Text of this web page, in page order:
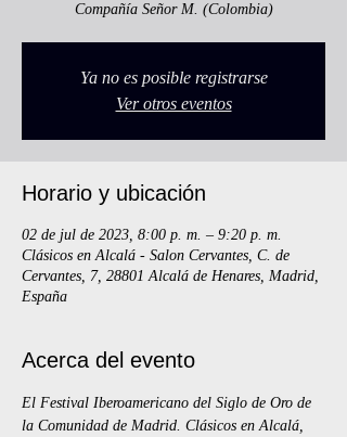
Compañía Señor M. (Colombia)
Ya no es posible registrarse
Ver otros eventos
Horario y ubicación
02 de jul de 2023, 8:00 p. m. – 9:20 p. m.
Clásicos en Alcalá - Salon Cervantes, C. de
Cervantes, 7, 28801 Alcalá de Henares, Madrid,
España
Acerca del evento
El Festival Iberoamericano del Siglo de Oro de
la Comunidad de Madrid. Clásicos en Alcalá,